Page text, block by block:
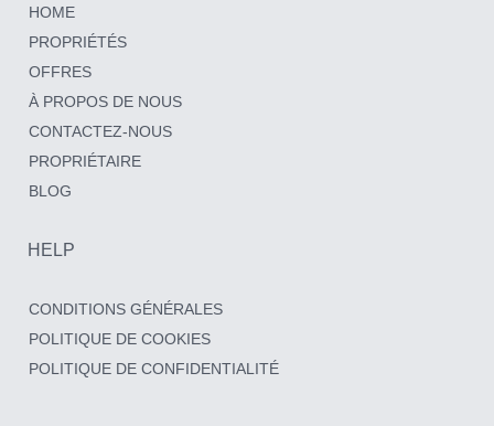
HOME
PROPRIÉTÉS
OFFRES
À PROPOS DE NOUS
CONTACTEZ-NOUS
PROPRIÉTAIRE
BLOG
HELP
CONDITIONS GÉNÉRALES
POLITIQUE DE COOKIES
POLITIQUE DE CONFIDENTIALITÉ